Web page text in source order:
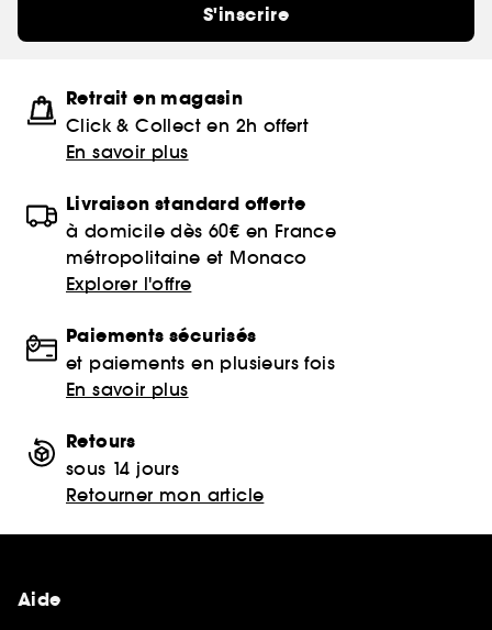
S'inscrire
Retrait en magasin
Click & Collect en 2h offert
En savoir plus
Livraison standard offerte
à domicile dès 60€ en France
métropolitaine et Monaco
Explorer l'offre
Paiements sécurisés
et paiements en plusieurs fois
En savoir plus
Retours
sous 14 jours
Retourner mon article
Aide